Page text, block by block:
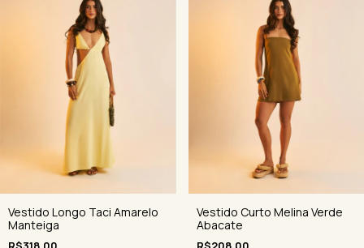
Vestido Longo Taci Amarelo
Manteiga
Vestido Curto Melina Verde
Abacate